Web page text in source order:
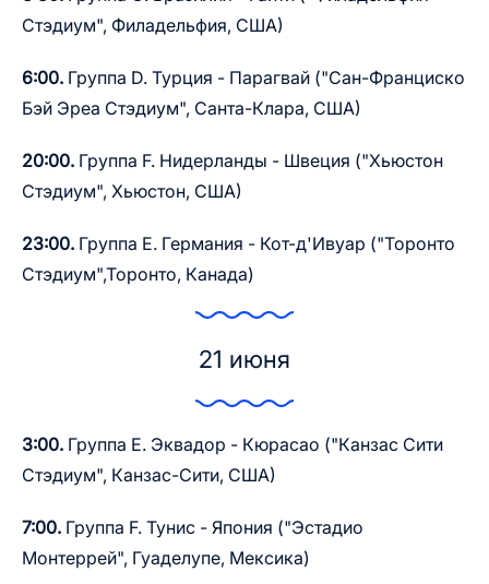
Стэдиум", Филадельфия, США)
6:00. Группа D. Турция - Парагвай ("Сан-Франциско
Бэй Эреа Стэдиум", Санта-Клара, США)
20:00. Группа F. Нидерланды - Швеция ("Хьюстон
Стэдиум", Хьюстон, США)
23:00. Группа E. Германия - Кот-д'Ивуар ("Торонто
Стэдиум",Торонто, Канада)
21 июня
3:00. Группа E. Эквадор - Кюрасао ("Канзас Сити
Стэдиум", Канзас-Сити, США)
7:00. Группа F. Тунис - Япония ("Эстадио
Монтеррей", Гуаделупе, Мексика)